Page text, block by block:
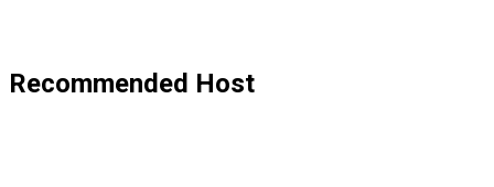
Recommended Host